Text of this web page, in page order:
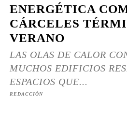
ENERGÉTICA
CÁRCELES
VERANO
LAS OLAS DE CALOR
MUCHOS EDIFICIOS
ESPACIOS QUE...
REDACCIÓN